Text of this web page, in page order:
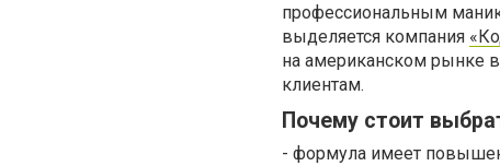
профессиональным
выделяется компания
на американском рынке в
клиентам.
Почему стоит
- формула имеет